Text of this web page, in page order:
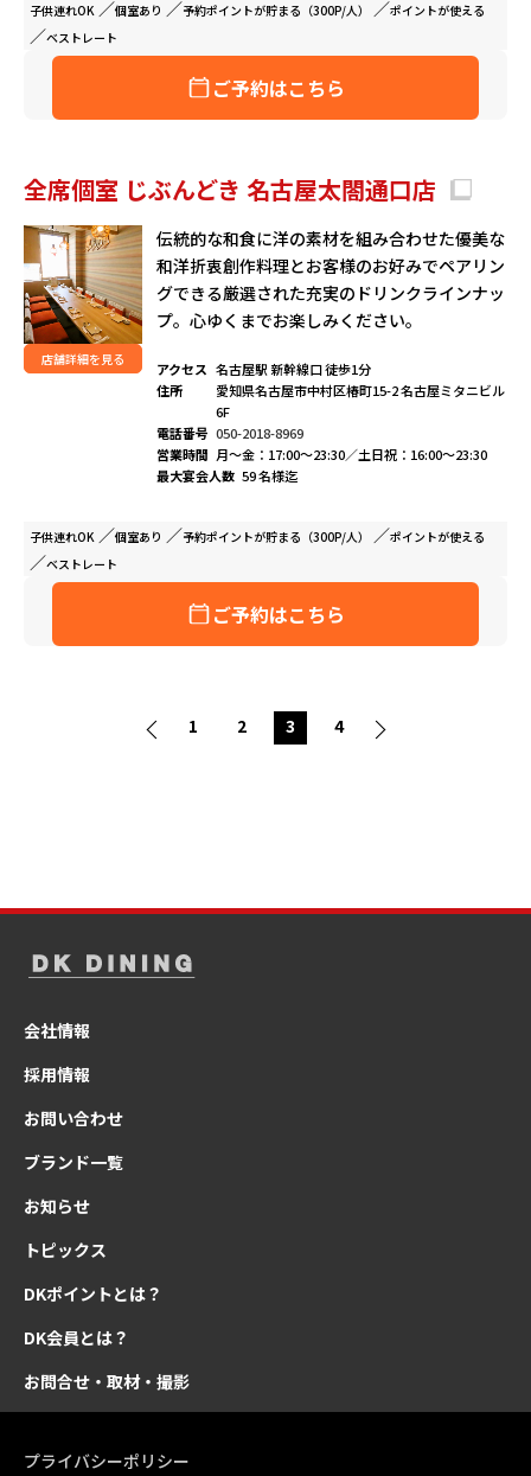
子供連れOK 個室あり 予約ポイントが貯まる（300P/人） ポイントが使える
ベストレート
ご予約はこちら
全席個室 じぶんどき 名古屋太閤通口店
店舗詳細を見る
伝統的な和食に洋の素材を組み合わせた優美な
和洋折衷創作料理とお客様のお好みでペアリン
グできる厳選された充実のドリンクラインナッ
プ。心ゆくまでお楽しみください。
アクセス 名古屋駅 新幹線口 徒歩1分
住所
愛知県名古屋市中村区椿町15-2 名古屋ミタニビル
6F
電話番号 050-2018-8969
営業時間 月～金：17:00～23:30／土日祝：16:00～23:30
最大宴会人数 59 名様迄
子供連れOK 個室あり 予約ポイントが貯まる（300P/人） ポイントが使える
ベストレート
ご予約はこちら
1 2 3 4
会社情報
採用情報
お問い合わせ
ブランド一覧
お知らせ
トピックス
DKポイントとは？
DK会員とは？
お問合せ・取材・撮影
プライバシーポリシー